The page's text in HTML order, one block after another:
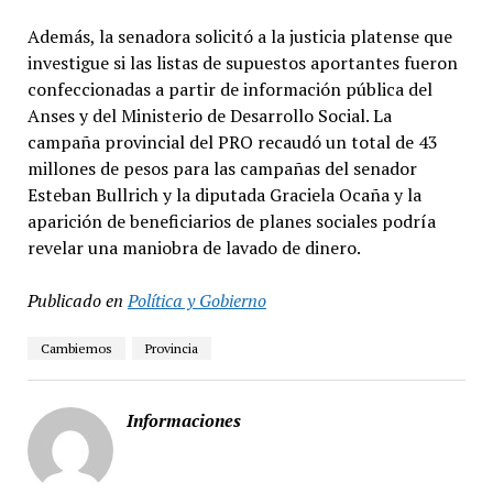
Además, la senadora solicitó a la justicia platense que
investigue si las listas de supuestos aportantes fueron
confeccionadas a partir de información pública del
Anses y del Ministerio de Desarrollo Social. La
campaña provincial del PRO recaudó un total de 43
millones de pesos para las campañas del senador
Esteban Bullrich y la diputada Graciela Ocaña y la
aparición de beneficiarios de planes sociales podría
revelar una maniobra de lavado de dinero.
Publicado en Política y Gobierno
Cambiemos Provincia
Informaciones